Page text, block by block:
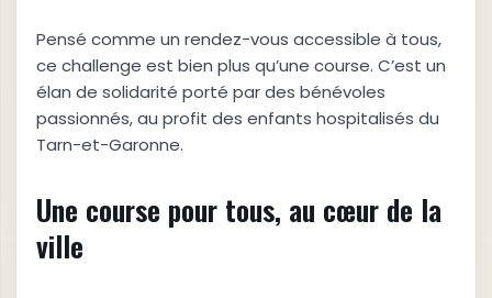
Pensé comme un rendez-vous accessible à tous,
ce challenge est bien plus qu’une course. C’est un
élan de solidarité porté par des bénévoles
passionnés, au profit des enfants hospitalisés du
Tarn-et-Garonne.
Une course pour tous, au cœur de la
ville